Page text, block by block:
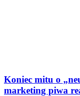
Koniec mitu o
marketing piwa